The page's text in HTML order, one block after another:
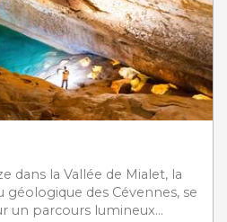
dans la Vallée de Mialet, la
géologique des Cévennes, se
un parcours lumineux...